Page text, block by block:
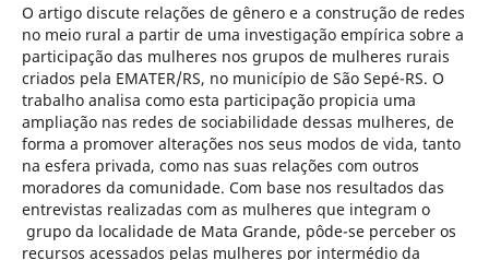
O artigo discute relações de gênero e a construção de redes
no meio rural a partir de uma investigação empírica sobre a
participação das mulheres nos grupos de mulheres rurais
criados pela EMATER/RS, no município de São Sepé-RS. O
trabalho analisa como esta participação propicia uma
ampliação nas redes de sociabilidade dessas mulheres, de
forma a promover alterações nos seus modos de vida, tanto
na esfera privada, como nas suas relações com outros
moradores da comunidade. Com base nos resultados das
entrevistas realizadas com as mulheres que integram o
grupo da localidade de Mata Grande, pôde-se perceber os
recursos acessados pelas mulheres por intermédio da